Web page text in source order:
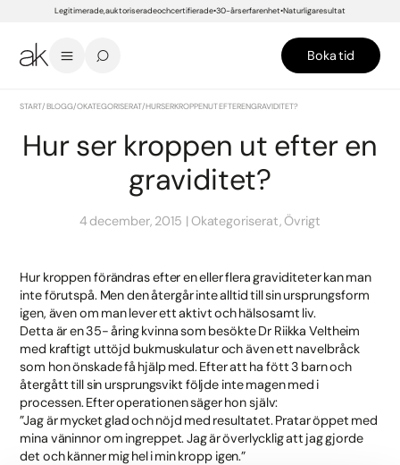
Legitimerade, auktoriserade och certifierade 30-års erfarenhet Naturliga resultat
Boka tid
START/BLOGG/OKATEGORISERAT/HUR SER KROPPEN UT EFTER EN GRAVIDITET?
Hur ser kroppen ut efter en
graviditet?
4 december, 2015 Okategoriserat, Övrigt
Hur kroppen förändras efter en eller flera graviditeter kan man
inte förutspå. Men den återgår inte alltid till sin ursprungsform
igen, även om man lever ett aktivt och hälsosamt liv.
Detta är en 35- åring kvinna som besökte Dr Riikka Veltheim
med kraftigt uttöjd bukmuskulatur och även ett navelbråck
som hon önskade få hjälp med. Efter att ha fött 3 barn och
återgått till sin ursprungsvikt följde inte magen med i
processen. Efter operationen säger hon själv:
”Jag är mycket glad och nöjd med resultatet. Pratar öppet med
mina väninnor om ingreppet. Jag är överlycklig att jag gjorde
det och känner mig hel i min kropp igen.”